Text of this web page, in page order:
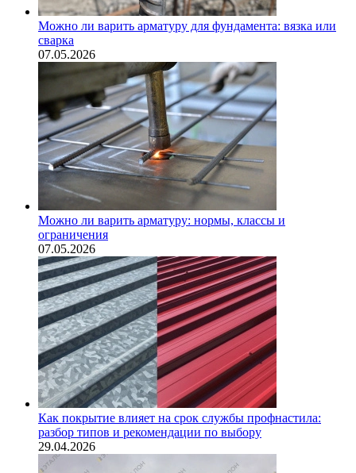
Можно ли варить арматуру для фундамента: вязка или
сварка
07.05.2026
Можно ли варить арматуру: нормы, классы и
ограничения
07.05.2026
Как покрытие влияет на срок службы профнастила:
разбор типов и рекомендации по выбору
29.04.2026